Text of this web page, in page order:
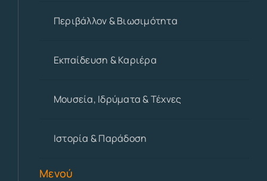
Περιβάλλον & Βιωσιμότητα
Εκπαίδευση & Καριέρα
Μουσεία, Ιδρύματα & Τέχνες
Ιστορία & Παράδοση
Μενού